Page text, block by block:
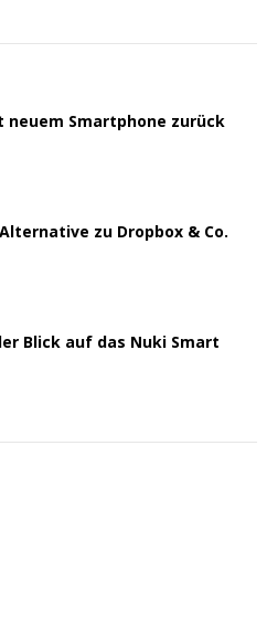
neuem Smartphone zurück
zu Dropbox & Co.
Blick auf das Nuki Smart